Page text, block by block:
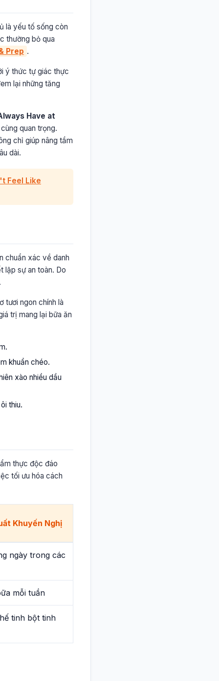
là yếu tố sống còn
thường bỏ qua
Prep .
ý thức tự giác thực
lại những tăng
Have at
quan trọng.
chỉ giúp nâng tầm
dài.
Feel Like
chuẩn xác về danh
lập sự an toàn. Do
tươi ngon chính là
trị mang lại bữa ăn
khuẩn chéo.
xào nhiều dầu
thiu.
thực độc đáo
tối ưu hóa cách
Khuyến Nghị
ngày trong các
mỗi tuần
tinh bột tinh